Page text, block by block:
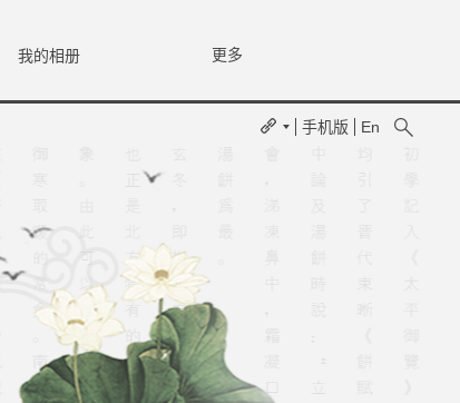
我的相册 更多
手机版 En